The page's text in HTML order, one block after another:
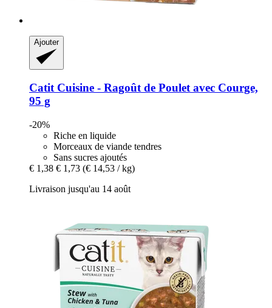
Ajouter
Catit Cuisine -​ Ragoût de Poulet avec Courge,
95 g
-20%
Riche en liquide
Morceaux de viande tendres
Sans sucres ajoutés
€ 1,38 € 1,73 (€ 14,53 / kg)
Livraison jusqu'au 14 août